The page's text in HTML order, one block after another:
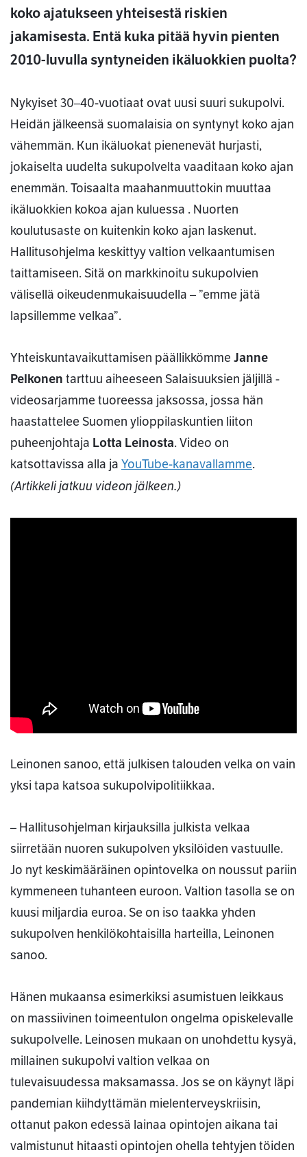
koko ajatukseen yhteisestä riskien
jakamisesta. Entä kuka pitää hyvin pienten
2010-luvulla syntyneiden ikäluokkien puolta?
Nykyiset 30–40-vuotiaat ovat uusi suuri sukupolvi.
Heidän jälkeensä suomalaisia on syntynyt koko ajan
vähemmän. Kun ikäluokat pienenevät hurjasti,
jokaiselta uudelta sukupolvelta vaaditaan koko ajan
enemmän. Toisaalta maahanmuuttokin muuttaa
ikäluokkien kokoa ajan kuluessa . Nuorten
koulutusaste on kuitenkin koko ajan laskenut.
Hallitusohjelma keskittyy valtion velkaantumisen
taittamiseen. Sitä on markkinoitu sukupolvien
välisellä oikeudenmukaisuudella – ”emme jätä
lapsillemme velkaa”.
Yhteiskuntavaikuttamisen päällikkömme Janne
Pelkonen tarttuu aiheeseen Salaisuuksien jäljillä -
videosarjamme tuoreessa jaksossa, jossa hän
haastattelee Suomen ylioppilaskuntien liiton
puheenjohtaja Lotta Leinosta. Video on
katsottavissa alla ja YouTube-kanavallamme.
(Artikkeli jatkuu videon jälkeen.)
Leinonen sanoo, että julkisen talouden velka on vain
yksi tapa katsoa sukupolvipolitiikkaa.
– Hallitusohjelman kirjauksilla julkista velkaa
siirretään nuoren sukupolven yksilöiden vastuulle.
Jo nyt keskimääräinen opintovelka on noussut pariin
kymmeneen tuhanteen euroon. Valtion tasolla se on
kuusi miljardia euroa. Se on iso taakka yhden
sukupolven henkilökohtaisilla harteilla, Leinonen
sanoo.
Hänen mukaansa esimerkiksi asumistuen leikkaus
on massiivinen toimeentulon ongelma opiskelevalle
sukupolvelle. Leinosen mukaan on unohdettu kysyä,
millainen sukupolvi valtion velkaa on
tulevaisuudessa maksamassa. Jos se on käynyt läpi
pandemian kiihdyttämän mielenterveyskriisin,
ottanut pakon edessä lainaa opintojen aikana tai
valmistunut hitaasti opintojen ohella tehtyjen töiden